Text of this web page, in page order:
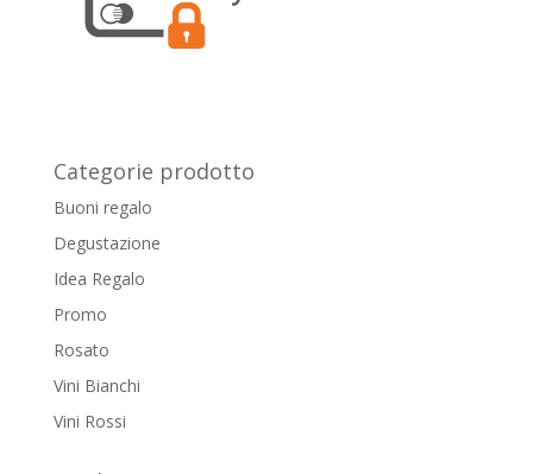
Categorie prodotto
Buoni regalo
Degustazione
Idea Regalo
Promo
Rosato
Vini Bianchi
Vini Rossi